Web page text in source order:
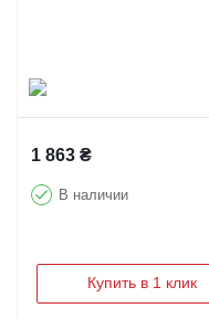
1 863 ₴
В наличии
Купить в 1 клик